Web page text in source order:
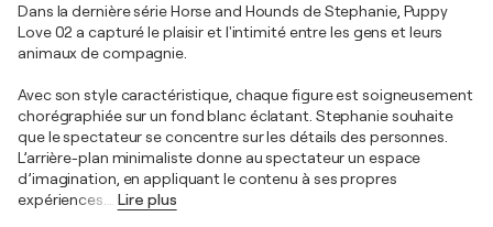
Dans la dernière série Horse and Hounds de Stephanie, Puppy
Love 02 a capturé le plaisir et l'intimité entre les gens et leurs
animaux de compagnie.
Avec son style caractéristique, chaque figure est soigneusement
chorégraphiée sur un fond blanc éclatant. Stephanie souhaite
que le spectateur se concentre sur les détails des personnes.
L’arrière-plan minimaliste donne au spectateur un espace
d’imagination, en appliquant le contenu à ses propres
expériences.
Lire plus